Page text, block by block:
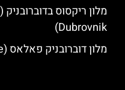
Dubrovnik)
מלון דוברובניק פאלאס (Hotel Dubrovnik Palace)